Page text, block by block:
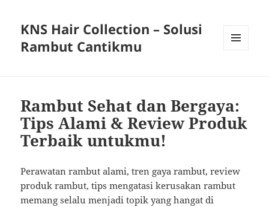
KNS Hair Collection – Solusi
Rambut Cantikmu
Rambut Sehat dan Bergaya:
Tips Alami & Review Produk
Terbaik untukmu!
Perawatan rambut alami, tren gaya rambut, review
produk rambut, tips mengatasi kerusakan rambut
memang selalu menjadi topik yang hangat di